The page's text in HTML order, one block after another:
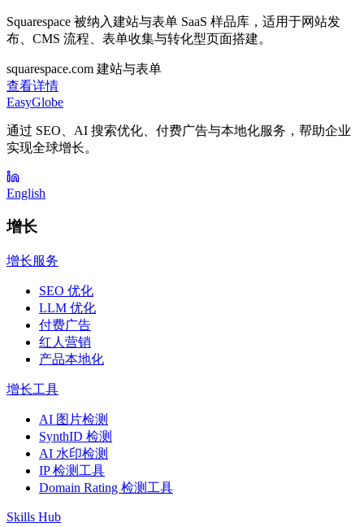
Squarespace 被纳入建站与表单 SaaS 样品库，适用于网站发
布、CMS 流程、表单收集与转化型页面搭建。
squarespace.com 建站与表单
查看详情
EasyGlobe
通过 SEO、AI 搜索优化、付费广告与本地化服务，帮助企业
实现全球增长。
English
增长
增长服务
SEO 优化
LLM 优化
付费广告
红人营销
产品本地化
增长工具
AI 图片检测
SynthID 检测
AI 水印检测
IP 检测工具
Domain Rating 检测工具
Skills Hub